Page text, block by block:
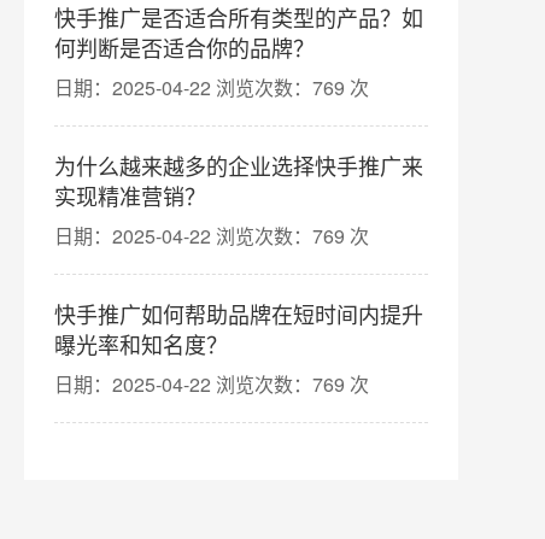
快手推广是否适合所有类型的产品？如
何判断是否适合你的品牌？
日期：2025-04-22 浏览次数：769 次
为什么越来越多的企业选择快手推广来
实现精准营销？
日期：2025-04-22 浏览次数：769 次
快手推广如何帮助品牌在短时间内提升
曝光率和知名度？
日期：2025-04-22 浏览次数：769 次